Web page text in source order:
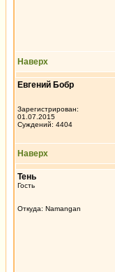
Наверх
Евгений Бобр
Зарегистрирован:
01.07.2015
Суждений: 4404
Наверх
Тень
Гость
Откуда: Namangan